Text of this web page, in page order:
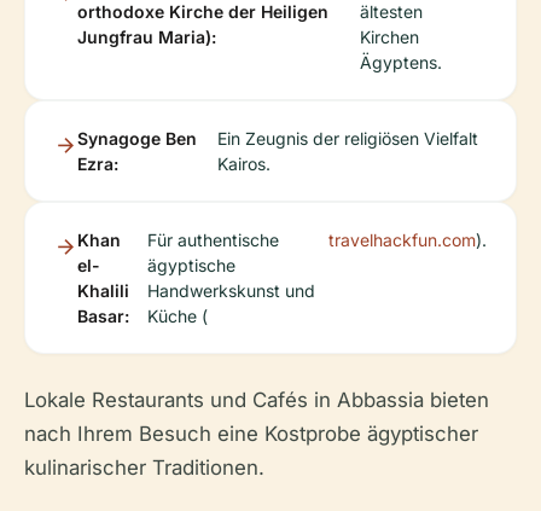
orthodoxe Kirche der Heiligen
Jungfrau Maria):
ältesten
Kirchen
Ägyptens.
Synagoge Ben
Ezra:
Ein Zeugnis der religiösen Vielfalt
Kairos.
Khan
el-
Khalili
Basar:
Für authentische
ägyptische
Handwerkskunst und
Küche (
travelhackfun.com).
Lokale Restaurants und Cafés in Abbassia bieten
nach Ihrem Besuch eine Kostprobe ägyptischer
kulinarischer Traditionen.